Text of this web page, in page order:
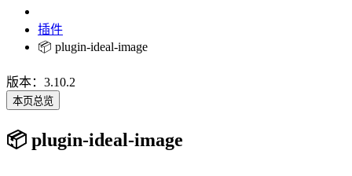
插件
📦 plugin-ideal-image
版本：3.10.2
本页总览
📦 plugin-ideal-image